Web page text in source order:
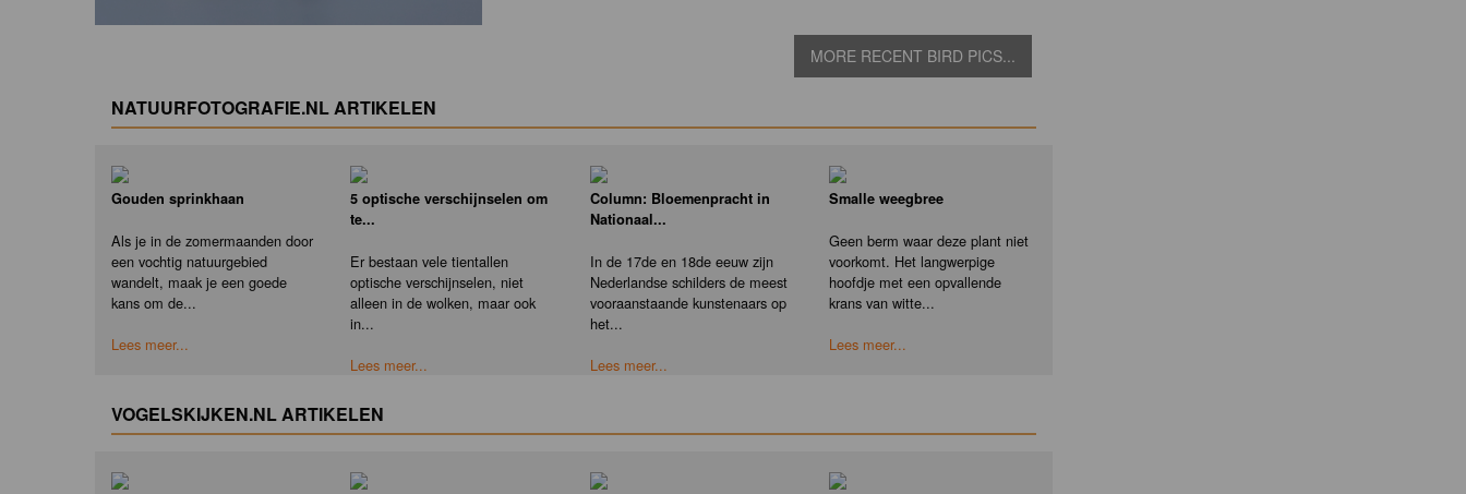
MORE RECENT BIRD PICS...
NATUURFOTOGRAFIE.NL ARTIKELEN
Gouden sprinkhaan
Als je in de zomermaanden door
een vochtig natuurgebied
wandelt, maak je een goede
kans om de...
Lees meer...
5 optische verschijnselen om
te...
Er bestaan vele tientallen
optische verschijnselen, niet
alleen in de wolken, maar ook
in...
Lees meer...
Column: Bloemenpracht in
Nationaal...
In de 17de en 18de eeuw zijn
Nederlandse schilders de meest
vooraanstaande kunstenaars op
het...
Lees meer...
Smalle weegbree
Geen berm waar deze plant niet
voorkomt. Het langwerpige
hoofdje met een opvallende
krans van witte...
Lees meer...
VOGELSKIJKEN.NL ARTIKELEN